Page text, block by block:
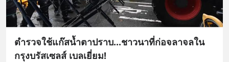
ตำรวจใช้แก๊สน้ำตาปราบ...ชาวนาที่ก่อจลาจลใน
กรุงบรัสเซลส์ เบลเยี่ยม!